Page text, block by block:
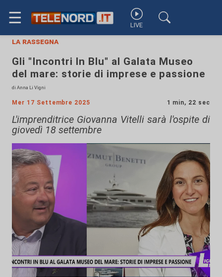
☰ LIVE
la rassegna
Gli "Incontri In Blu" al Galata Museo
del mare: storie di imprese e passione
di Anna Li Vigni
Mer 17 Settembre 2025 1 min, 22 sec
L'imprenditrice Giovanna Vitelli sarà l'ospite di
giovedì 18 settembre